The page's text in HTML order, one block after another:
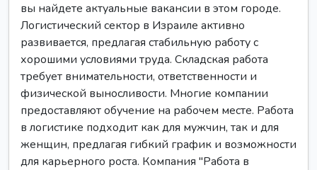
вы найдете актуальные вакансии в этом городе.
Логистический сектор в Израиле активно
развивается, предлагая стабильную работу с
хорошими условиями труда. Складская работа
требует внимательности, ответственности и
физической выносливости. Многие компании
предоставляют обучение на рабочем месте. Работа
в логистике подходит как для мужчин, так и для
женщин, предлагая гибкий график и возможности
для карьерного роста. Компания "Работа в